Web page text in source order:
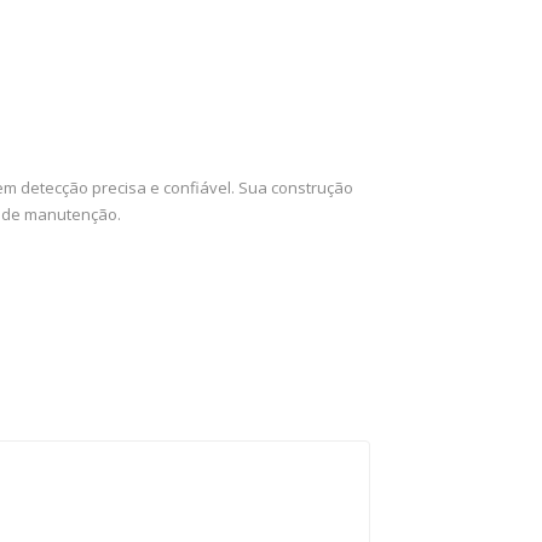
detecção precisa e confiável. Sua construção
manutenção.